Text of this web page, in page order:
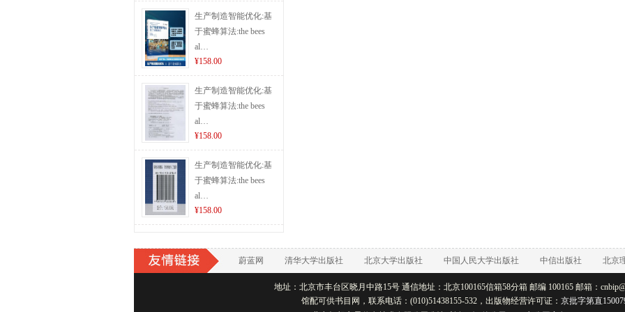
生产制造智能优化:基
于蜜蜂算法:the bees
al…
¥158.00
生产制造智能优化:基
于蜜蜂算法:the bees
al…
¥158.00
生产制造智能优化:基
于蜜蜂算法:the bees
al…
¥158.00
蔚蓝网 清华大学出版社 北京大学出版社 中国人民大学出版社 中信出版社 北京
地址：北京市丰台区晓月中路15号 通信地址：北京100165信箱58分箱 邮编 100165 邮箱：
馆配可供书目网，联系电话：(010)51438155-532，出版物经营许可证： 京批字第直